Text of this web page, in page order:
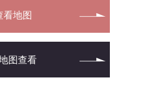
看地图
图查看